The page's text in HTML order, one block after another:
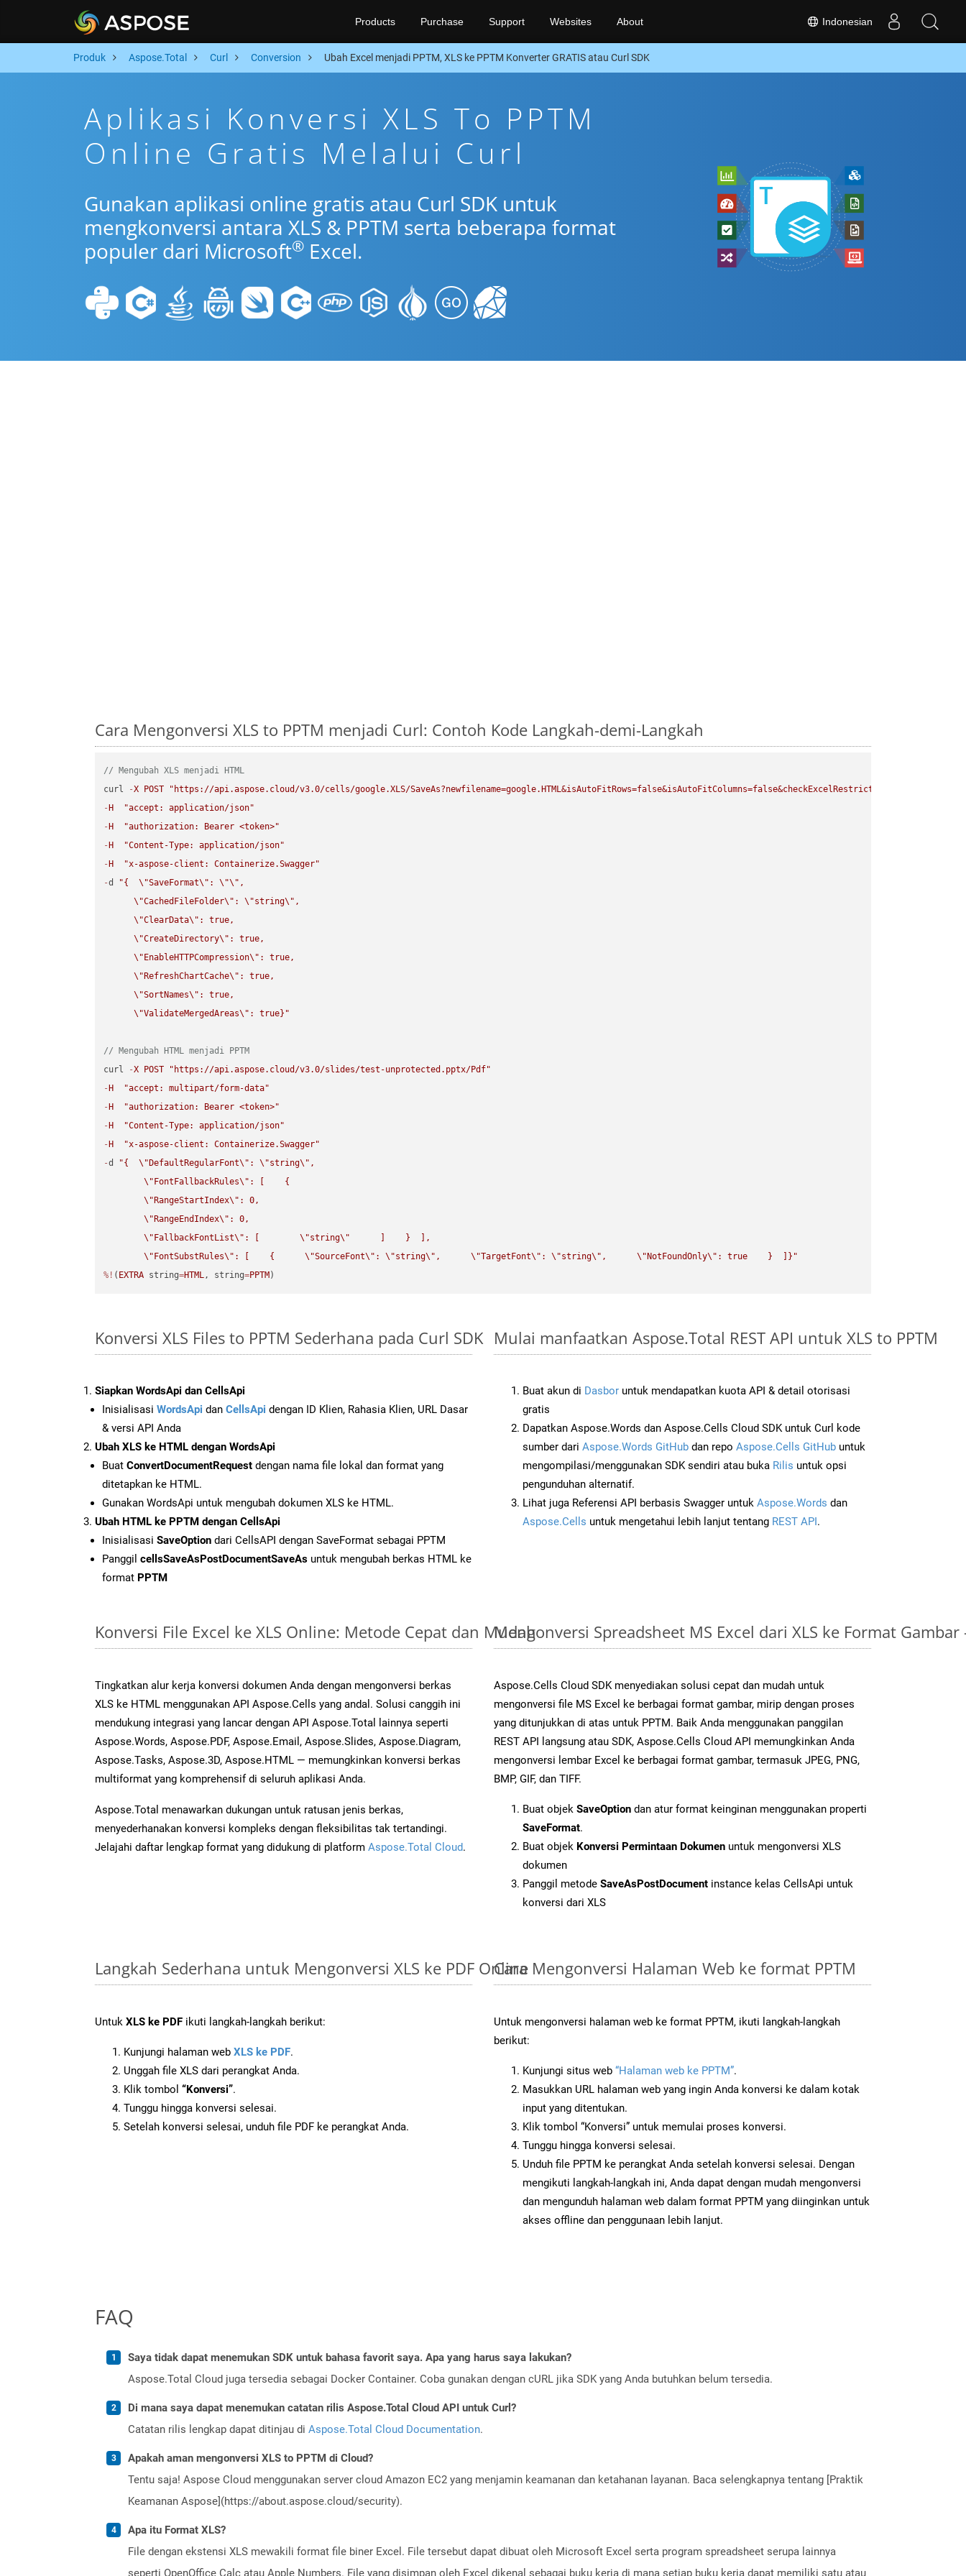
Indonesian
Products Purchase Support Websites About
Produk Aspose.Total Curl Conversion Ubah Excel menjadi PPTM, XLS ke PPTM Konverter GRATIS atau Curl SDK
Aplikasi Konversi XLS To PPTM
Online Gratis Melalui Curl
Gunakan aplikasi online gratis atau Curl SDK untuk
mengkonversi antara XLS & PPTM serta beberapa format
populer dari Microsoft® Excel.
Cara Mengonversi XLS to PPTM menjadi Curl: Contoh Kode Langkah-demi-Langkah
// Mengubah XLS menjadi HTML
curl
-X POST
"https://api.aspose.cloud/v3.0/cells/google.XLS/SaveAs?newfilename=google.HTML&isAutoFitRows=false&isAutoFitColumns=false&checkExcelRestriction=true"
- H
"accept: application/json"
- H
"authorization: Bearer <token>"
- H
"Content-Type: application/json"
- H
"x-aspose-client: Containerize.Swagger"
-d "{ \"SaveFormat\" : \"\" ,
\"CachedFileFolder\" : \"string\" ,
\"ClearData\" : true,
\"CreateDirectory\" : true,
\" EnableHTTPCompression\" : true,
\" RefreshChartCache\" : true,
\"SortNames\" : true,
\"ValidateMergedAreas\" : true}"
// Mengubah HTML menjadi PPTM
curl
-X POST
"https://api.aspose.cloud/v3.0/slides/test-unprotected.pptx/Pdf"
- H
"accept: multipart/form-data"
- H
"authorization: Bearer <token>"
- H
"Content-Type: application/json"
- H
"x-aspose-client: Containerize.Swagger"
-d "{ \" DefaultRegularFont\" : \"string\" ,
\" FontFallbackRules\" : [    {
\" RangeStartIndex\" : 0,
\" RangeEndIndex\" : 0,
\" FallbackFontList\" : [ \"string\"
      ]    }  ],
\" FontSubstRules\" : [    { \"SourceFont\" : \"string\" , \"TargetFont\" : \"string\" , \" NotFoundOnly\" : true    }  ]}"
%! ( EXTRA string=HTML, string=PPTM )
Konversi XLS Files to PPTM Sederhana pada Curl SDK
Siapkan WordsApi dan CellsApi
Inisialisasi WordsApi dan CellsApi dengan ID Klien, Rahasia Klien, URL Dasar
& versi API Anda
Ubah XLS ke HTML dengan WordsApi
Buat ConvertDocumentRequest dengan nama file lokal dan format yang
ditetapkan ke HTML.
Gunakan WordsApi untuk mengubah dokumen XLS ke HTML.
Ubah HTML ke PPTM dengan CellsApi
Inisialisasi SaveOption dari CellsAPI dengan SaveFormat sebagai PPTM
Panggil cellsSaveAsPostDocumentSaveAs untuk mengubah berkas HTML ke
format PPTM
Mulai manfaatkan Aspose.Total REST API untuk XLS to PPTM
Buat akun di Dasbor untuk mendapatkan kuota API & detail otorisasi
gratis
Dapatkan Aspose.Words dan Aspose.Cells Cloud SDK untuk Curl kode
sumber dari Aspose.Words GitHub dan repo Aspose.Cells GitHub untuk
mengompilasi/menggunakan SDK sendiri atau buka Rilis untuk opsi
pengunduhan alternatif.
Lihat juga Referensi API berbasis Swagger untuk Aspose.Words dan
Aspose.Cells untuk mengetahui lebih lanjut tentang REST API.
Konversi File Excel ke XLS Online: Metode Cepat dan Mudah
Tingkatkan alur kerja konversi dokumen Anda dengan mengonversi berkas
XLS ke HTML menggunakan API Aspose.Cells yang andal. Solusi canggih ini
mendukung integrasi yang lancar dengan API Aspose.Total lainnya seperti
Aspose.Words, Aspose.PDF, Aspose.Email, Aspose.Slides, Aspose.Diagram,
Aspose.Tasks, Aspose.3D, Aspose.HTML — memungkinkan konversi berkas
multiformat yang komprehensif di seluruh aplikasi Anda.
Aspose.Total menawarkan dukungan untuk ratusan jenis berkas,
menyederhanakan konversi kompleks dengan fleksibilitas tak tertandingi.
Jelajahi daftar lengkap format yang didukung di platform Aspose.Total Cloud.
Mengonversi Spreadsheet MS Excel dari XLS ke Format
Aspose.Cells Cloud SDK menyediakan solusi cepat dan mudah untuk
mengonversi file MS Excel ke berbagai format gambar, mirip dengan proses
yang ditunjukkan di atas untuk PPTM. Baik Anda menggunakan panggilan
REST API langsung atau SDK, Aspose.Cells Cloud API memungkinkan Anda
mengonversi lembar Excel ke berbagai format gambar, termasuk JPEG, PNG,
BMP, GIF, dan TIFF.
Buat objek SaveOption dan atur format keinginan menggunakan properti
SaveFormat.
Buat objek Konversi Permintaan Dokumen untuk mengonversi XLS
dokumen
Panggil metode SaveAsPostDocument instance kelas CellsApi untuk
konversi dari XLS
Langkah Sederhana untuk Mengonversi XLS ke PDF Online
Untuk XLS ke PDF ikuti langkah-langkah berikut:
Kunjungi halaman web XLS ke PDF.
Unggah file XLS dari perangkat Anda.
Klik tombol “Konversi”.
Tunggu hingga konversi selesai.
Setelah konversi selesai, unduh file PDF ke perangkat Anda.
Cara Mengonversi Halaman Web ke format PPTM
Untuk mengonversi halaman web ke format PPTM, ikuti langkah-langkah
berikut:
Kunjungi situs web “Halaman web ke PPTM”.
Masukkan URL halaman web yang ingin Anda konversi ke dalam kotak
input yang ditentukan.
Klik tombol “Konversi” untuk memulai proses konversi.
Tunggu hingga konversi selesai.
Unduh file PPTM ke perangkat Anda setelah konversi selesai. Dengan
mengikuti langkah-langkah ini, Anda dapat dengan mudah mengonversi
dan mengunduh halaman web dalam format PPTM yang diinginkan untuk
akses offline dan penggunaan lebih lanjut.
FAQ
Saya tidak dapat menemukan SDK untuk bahasa favorit saya. Apa yang harus saya lakukan?
Aspose.Total Cloud juga tersedia sebagai Docker Container. Coba gunakan dengan cURL jika SDK yang Anda butuhkan belum tersedia.
Di mana saya dapat menemukan catatan rilis Aspose.Total Cloud API untuk Curl?
Catatan rilis lengkap dapat ditinjau di Aspose.Total Cloud Documentation.
Apakah aman mengonversi XLS to PPTM di Cloud?
Tentu saja! Aspose Cloud menggunakan server cloud Amazon EC2 yang menjamin keamanan dan ketahanan layanan. Baca selengkapnya tentang [Praktik
Keamanan Aspose](https://about.aspose.cloud/security).
Apa itu Format XLS?
File dengan ekstensi XLS mewakili format file biner Excel. File tersebut dapat dibuat oleh Microsoft Excel serta program spreadsheet serupa lainnya
seperti OpenOffice Calc atau Apple Numbers. File yang disimpan oleh Excel dikenal sebagai buku kerja di mana setiap buku kerja dapat memiliki satu atau